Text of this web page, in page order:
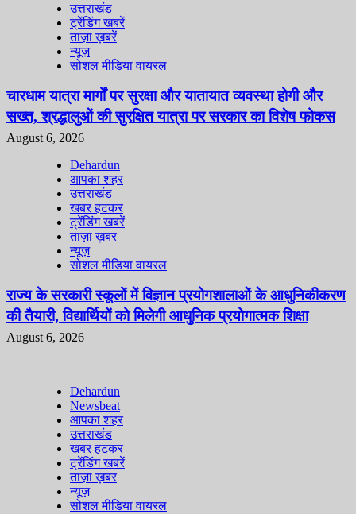
उत्तराखंड
ट्रेंडिंग खबरें
ताज़ा ख़बरें
न्यूज़
सोशल मीडिया वायरल
चारधाम यात्रा मार्गों पर सुरक्षा और यातायात व्यवस्था होगी और
सख्त, श्रद्धालुओं की सुरक्षित यात्रा पर सरकार का विशेष फोकस
August 6, 2026
Dehardun
आपका शहर
उत्तराखंड
खबर हटकर
ट्रेंडिंग खबरें
ताज़ा ख़बर
न्यूज़
सोशल मीडिया वायरल
राज्य के सरकारी स्कूलों में विज्ञान प्रयोगशालाओं के आधुनिकीकरण
की तैयारी, विद्यार्थियों को मिलेगी आधुनिक प्रयोगात्मक शिक्षा
August 6, 2026
Dehardun
Newsbeat
आपका शहर
उत्तराखंड
खबर हटकर
ट्रेंडिंग खबरें
ताज़ा ख़बर
न्यूज़
सोशल मीडिया वायरल